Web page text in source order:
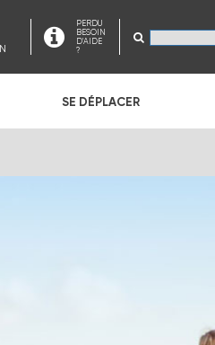
PERDU
BESOIN
D'AIDE
?
SE DÉPLACER